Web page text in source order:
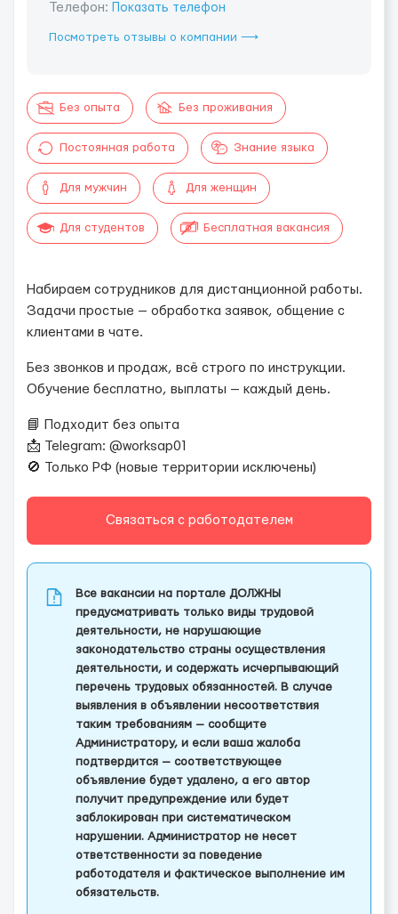
Телефон: Показать телефон
Посмотреть отзывы о компании ⟶
Без опыта Без проживания
Постоянная работа Знание языка
Для мужчин Для женщин
Для студентов Бесплатная вакансия
Набираем сотрудников для дистанционной работы.
Задачи простые — обработка заявок, общение с
клиентами в чате.
Без звонков и продаж, всё строго по инструкции.
Обучение бесплатно, выплаты — каждый день.
📘 Подходит без опыта
📩 Telegram: @worksap01
🚫 Только РФ (новые территории исключены)
Связаться с работодателем
Все вакансии на портале ДОЛЖНЫ
предусматривать только виды трудовой
деятельности, не нарушающие
законодательство страны осуществления
деятельности, и содержать исчерпывающий
перечень трудовых обязанностей. В случае
выявления в объявлении несоответствия
таким требованиям — сообщите
Администратору, и если ваша жалоба
подтвердится — соответствующее
объявление будет удалено, а его автор
получит предупреждение или будет
заблокирован при систематическом
нарушении. Администратор не несет
ответственности за поведение
работодателя и фактическое выполнение им
обязательств.